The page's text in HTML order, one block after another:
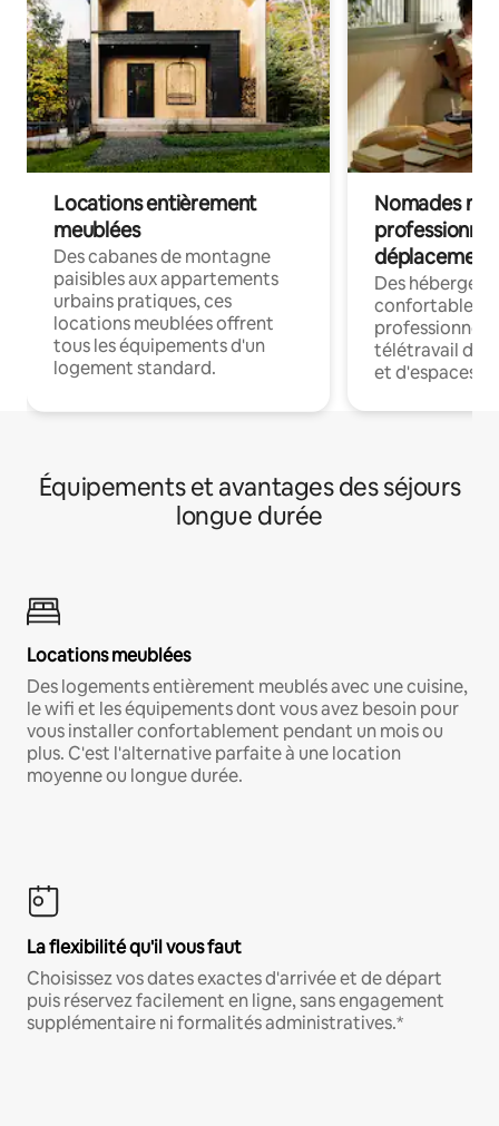
Locations entièrement
meublées
Des cabanes de montagne
paisibles aux appartements
urbains pratiques, ces
locations meublées offrent
tous les équipements d'un
logement standard.
Nomades
déplacement
Des
confortables
professionnels
télétravail
et d'espaces
Équipements et avantages des séjours
longue durée
Locations meublées
Des logements entièrement meublés avec une cuisine,
le wifi et les équipements dont vous avez besoin pour
vous installer confortablement pendant un mois ou
plus. C'est l'alternative parfaite à une location
moyenne ou longue durée.
La flexibilité qu'il vous faut
Choisissez vos dates exactes d'arrivée et de départ
puis réservez facilement en ligne, sans engagement
supplémentaire ni formalités administratives.*